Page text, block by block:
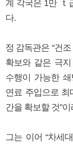
계 각국은 1만 ｔ
다.
정 감독관은 “건
확보와 같은 극
수행이 가능한 쇄
연료 주입으로
간을 확보할 것”
그는 이어 “차세